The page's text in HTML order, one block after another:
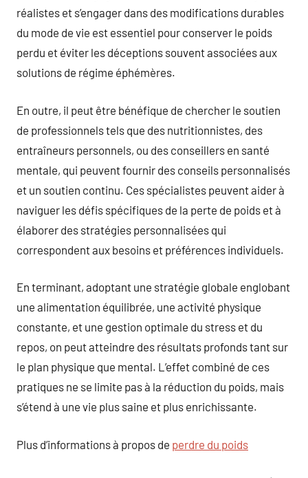
réalistes et s’engager dans des modifications durables
du mode de vie est essentiel pour conserver le poids
perdu et éviter les déceptions souvent associées aux
solutions de régime éphémères.
En outre, il peut être bénéfique de chercher le soutien
de professionnels tels que des nutritionnistes, des
entraîneurs personnels, ou des conseillers en santé
mentale, qui peuvent fournir des conseils personnalisés
et un soutien continu. Ces spécialistes peuvent aider à
naviguer les défis spécifiques de la perte de poids et à
élaborer des stratégies personnalisées qui
correspondent aux besoins et préférences individuels.
En terminant, adoptant une stratégie globale englobant
une alimentation équilibrée, une activité physique
constante, et une gestion optimale du stress et du
repos, on peut atteindre des résultats profonds tant sur
le plan physique que mental. L’effet combiné de ces
pratiques ne se limite pas à la réduction du poids, mais
s’étend à une vie plus saine et plus enrichissante.
Plus d’informations à propos de perdre du poids